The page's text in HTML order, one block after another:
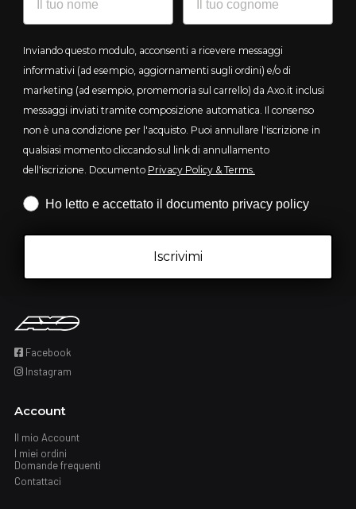
Inviando questo modulo, acconsenti a ricevere messaggi
informativi (ad esempio, aggiornamenti sugli ordini) e/o di
marketing (ad esempio, promemoria sul carrello) da Axo.it inclusi
messaggi inviati tramite composizione automatica. Il consenso
non è una condizione per l'acquisto. Puoi annullare l'iscrizione in
qualsiasi momento cliccando sul link di annullamento
dell'iscrizione. Documento Privacy Policy & Terms.
Iscrizione obbligatoria
Ho letto e accettato il documento privacy policy
Iscrivimi
Facebook
Instagram
Account
Il mio Account
I miei ordini
Domande frequenti
Contattaci